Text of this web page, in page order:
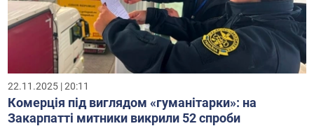
22.11.2025 | 20:11
Комерція під виглядом «гуманітарки»: на
Закарпатті митники викрили 52 спроби